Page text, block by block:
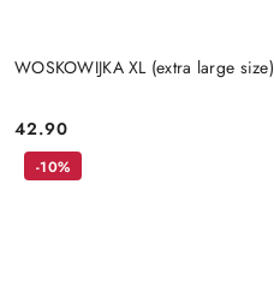
WOSKOWIJKA XL (extra large
Cena:
42.90
-10%